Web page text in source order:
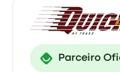
Parceiro